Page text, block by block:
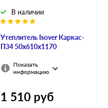
Утеплитель Isover Каркас-
П34 50х610х1170
В наличии
Показать
информацию
1 510 руб